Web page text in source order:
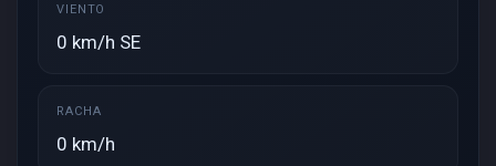
VIENTO
0 km/h SE
RACHA
0 km/h